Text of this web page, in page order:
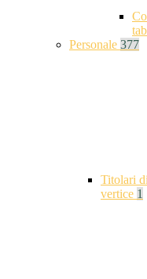
Personale 377
Titolari
vertice 1